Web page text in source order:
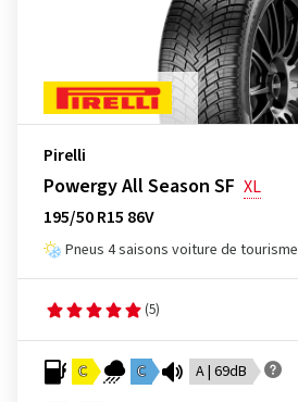
Pirelli
Powergy All Season SF XL
195/50 R15 86V
Pneus 4 saisons voiture de tourisme
(5)
C C A | 69dB